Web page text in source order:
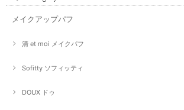
メイクアップパフ
清 et moi メイクパフ
Sofitty ソフィッティ
DOUX ドゥ